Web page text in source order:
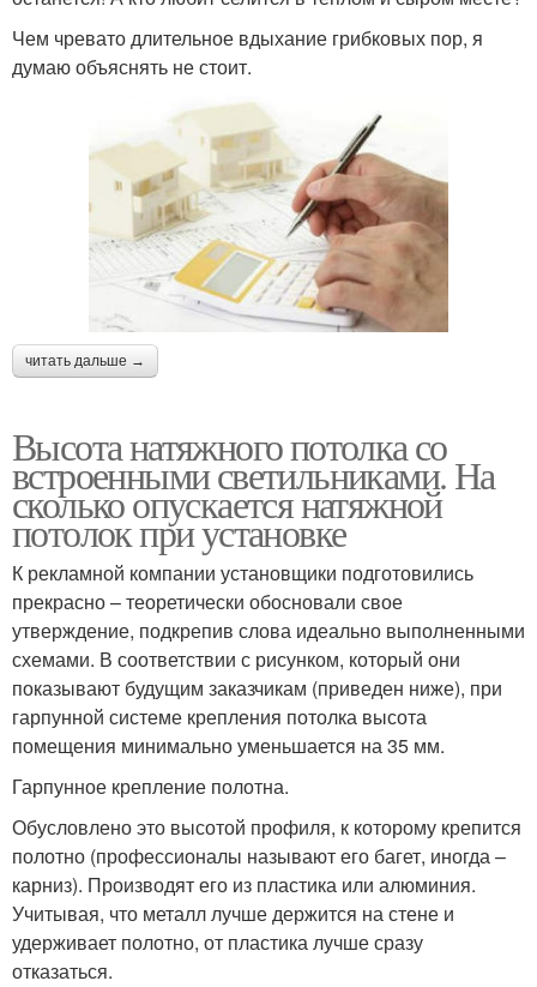
Чем чревато длительное вдыхание грибковых пор, я
думаю объяснять не стоит.
читать дальше →
Высота натяжного потолка со
встроенными светильниками. На
сколько опускается натяжной
потолок при установке
К рекламной компании установщики подготовились
прекрасно – теоретически обосновали свое
утверждение, подкрепив слова идеально выполненными
схемами. В соответствии с рисунком, который они
показывают будущим заказчикам (приведен ниже), при
гарпунной системе крепления потолка высота
помещения минимально уменьшается на 35 мм.
Гарпунное крепление полотна.
Обусловлено это высотой профиля, к которому крепится
полотно (профессионалы называют его багет, иногда –
карниз). Производят его из пластика или алюминия.
Учитывая, что металл лучше держится на стене и
удерживает полотно, от пластика лучше сразу
отказаться.